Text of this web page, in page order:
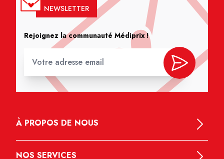
NEWSLETTER
Rejoignez la communauté Médiprix !
À PROPOS DE NOUS
NOS SERVICES